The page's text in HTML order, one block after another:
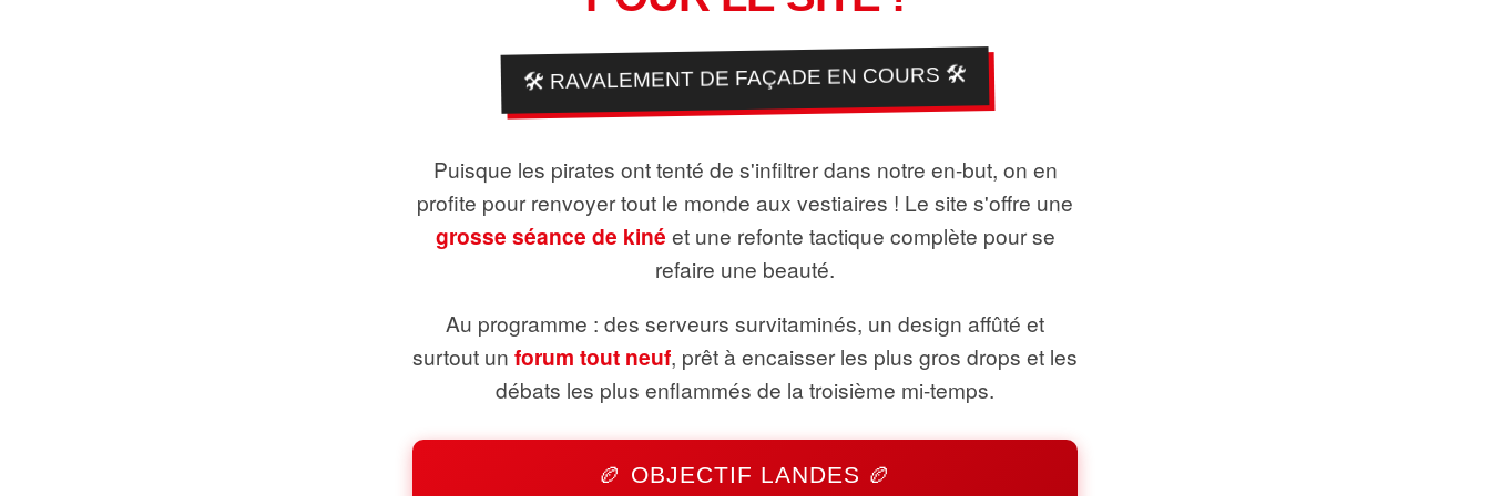
🛠️ RAVALEMENT DE FAÇADE EN COURS 🛠️
Puisque les pirates ont tenté de s'infiltrer dans notre en-but, on en
profite pour renvoyer tout le monde aux vestiaires ! Le site s'offre une
grosse séance de kiné et une refonte tactique complète pour se
refaire une beauté.
Au programme : des serveurs survitaminés, un design affûté et
surtout un forum tout neuf, prêt à encaisser les plus gros drops et les
débats les plus enflammés de la troisième mi-temps.
🏉 OBJECTIF LANDES 🏉